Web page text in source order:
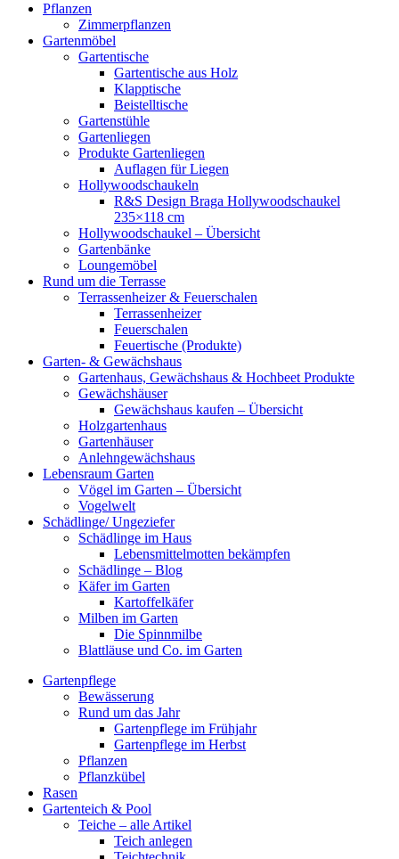
Pflanzen
Zimmerpflanzen
Gartenmöbel
Gartentische
Gartentische aus Holz
Klapptische
Beistelltische
Gartenstühle
Gartenliegen
Produkte Gartenliegen
Auflagen für Liegen
Hollywoodschaukeln
R&S Design Braga Hollywoodschaukel
235×118 cm
Hollywoodschaukel – Übersicht
Gartenbänke
Loungemöbel
Rund um die Terrasse
Terrassenheizer & Feuerschalen
Terrassenheizer
Feuerschalen
Feuertische (Produkte)
Garten- & Gewächshaus
Gartenhaus, Gewächshaus & Hochbeet Produkte
Gewächshäuser
Gewächshaus kaufen – Übersicht
Holzgartenhaus
Gartenhäuser
Anlehngewächshaus
Lebensraum Garten
Vögel im Garten – Übersicht
Vogelwelt
Schädlinge/ Ungeziefer
Schädlinge im Haus
Lebensmittelmotten bekämpfen
Schädlinge – Blog
Käfer im Garten
Kartoffelkäfer
Milben im Garten
Die Spinnmilbe
Blattläuse und Co. im Garten
Gartenpflege
Bewässerung
Rund um das Jahr
Gartenpflege im Frühjahr
Gartenpflege im Herbst
Pflanzen
Pflanzkübel
Rasen
Gartenteich & Pool
Teiche – alle Artikel
Teich anlegen